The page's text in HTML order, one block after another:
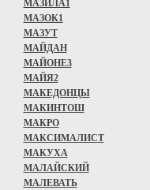
МАЗИЛА1
МАЗОК1
МАЗУТ
МАЙДАН
МАЙОНЕ3
МАЙЯ2
МАКЕДОНЦЫ
МАКИНТОШ
МАКРО
МАКСИМАЛИСТ
МАКУХА
МАЛАЙСКИЙ
МАЛЕВАТЬ